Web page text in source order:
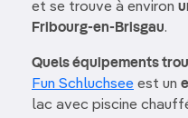
et se trouve à environ
Fribourg-en-Brisgau.
Quels équipements
Fun Schluchsee est un
lac avec piscine